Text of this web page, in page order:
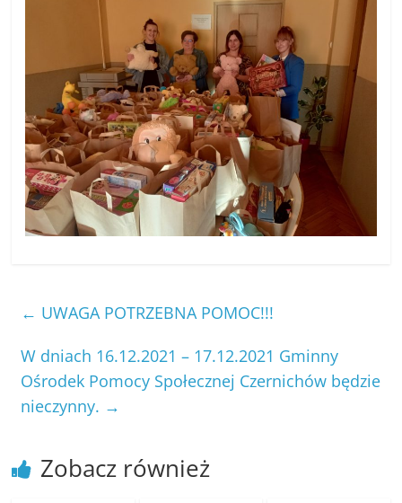
← UWAGA POTRZEBNA POMOC!!!
W dniach 16.12.2021 – 17.12.2021 Gminny
Ośrodek Pomocy Społecznej Czernichów będzie
nieczynny. →
Zobacz również